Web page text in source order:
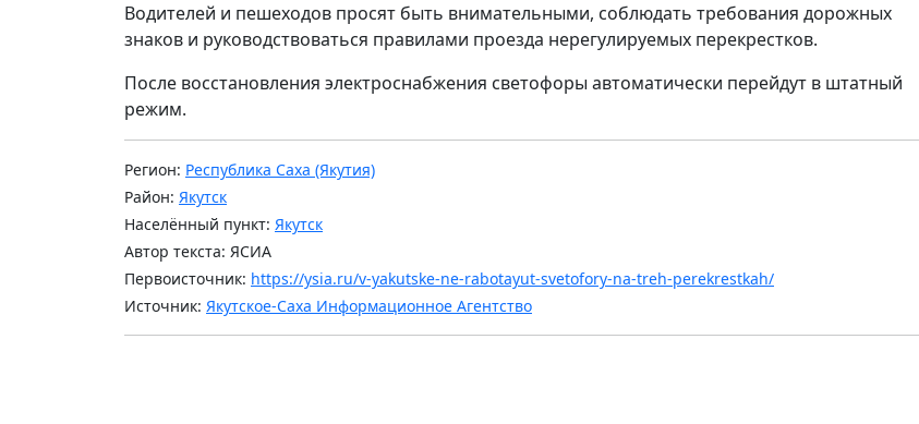
Водителей и пешеходов просят быть внимательными, соблюдать требования дорожных
знаков и руководствоваться правилами проезда нерегулируемых перекрестков.
После восстановления электроснабжения светофоры автоматически перейдут в штатный
режим.
Регион: Республика Саха (Якутия)
Район: Якутск
Населённый пункт: Якутск
Автор текста: ЯСИА
Первоисточник: https://ysia.ru/v-yakutske-ne-rabotayut-svetofory-na-treh-perekrestkah/
Источник: Якутское-Саха Информационное Агентство